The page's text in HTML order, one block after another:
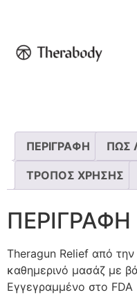
ΠΕΡΙΓΡΑΦΗ ΠΩΣ
ΤΡΟΠΟΣ ΧΡΗΣΗΣ
ΠΕΡΙΓΡΑΦΗ
Theragun Relief από
καθημερινό μασάζ με
Εγγεγραμμένο στο FDA